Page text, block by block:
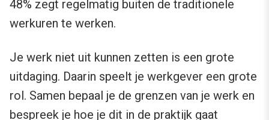
48% zegt regelmatig buiten de traditionele
werkuren te werken.
Je werk niet uit kunnen zetten is een grote
uitdaging. Daarin speelt je werkgever een grote
rol. Samen bepaal je de grenzen van je werk en
bespreek je hoe je dit in de praktijk gaat